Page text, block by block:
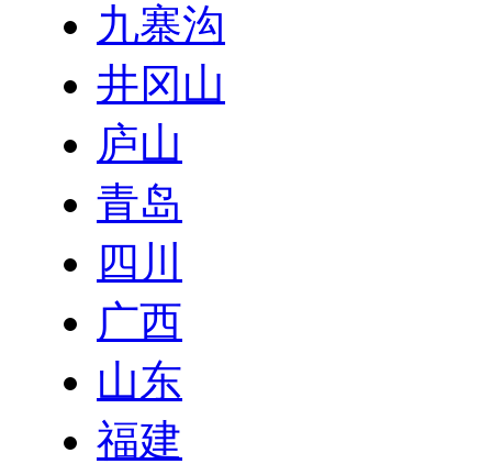
九寨沟
井冈山
庐山
青岛
四川
广西
山东
福建